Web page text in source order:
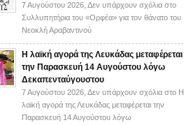
7 Αυγούστου 2026, Δεν υπάρχουν σχόλια στο
Συλλυπητήρια του «Ορφέα» για τον θάνατο του
Νεοκλή Αραβαντινού
Η λαϊκή αγορά της Λευκάδας μεταφέρεται
την Παρασκευή 14 Αυγούστου λόγω
Δεκαπενταύγουστου
7 Αυγούστου 2026, Δεν υπάρχουν σχόλια στο Η
λαϊκή αγορά της Λευκάδας μεταφέρεται την
Παρασκευή 14 Αυγούστου λόγω